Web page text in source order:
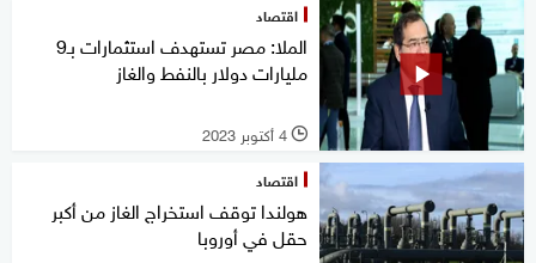
اقتصاد
الملا: مصر تستهدف استثمارات بـ9
مليارات دولار بالنفط والغاز
l 4 أكتوبر 2023
اقتصاد
هولندا توقف استخراج الغاز من أكبر
حقل في أوروبا